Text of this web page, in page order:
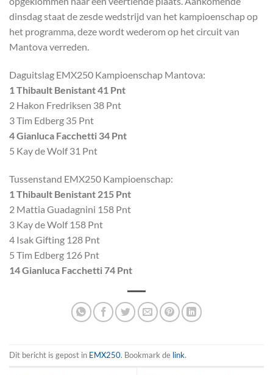
dinsdag staat de zesde wedstrijd van het kampioenschap op
het programma, deze wordt wederom op het circuit van
Mantova verreden.
Daguitslag EMX250 Kampioenschap Mantova:
1 Thibault Benistant 41 Pnt
2 Hakon Fredriksen 38 Pnt
3 Tim Edberg 35 Pnt
4 Gianluca Facchetti 34 Pnt
5 Kay de Wolf 31 Pnt
Tussenstand EMX250 Kampioenschap:
1 Thibault Benistant 215 Pnt
2 Mattia Guadagnini 158 Pnt
3 Kay de Wolf 158 Pnt
4 Isak Gifting 128 Pnt
5 Tim Edberg 126 Pnt
14 Gianluca Facchetti 74 Pnt
Dit bericht is gepost in EMX250. Bookmark de link.